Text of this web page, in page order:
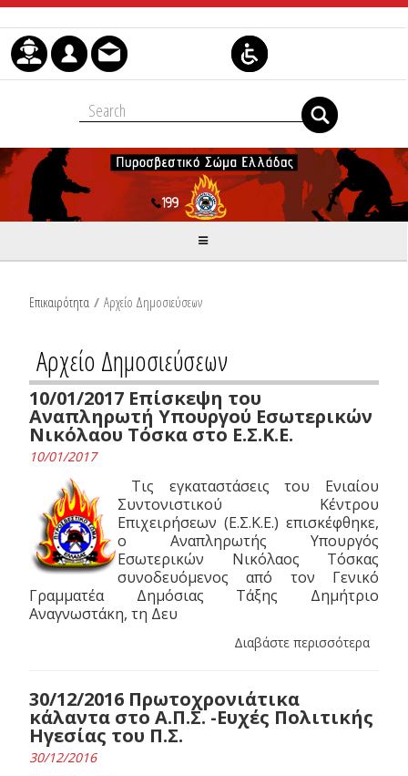
Μετάβαση στο περιεχόμενο
Επικαιρότητα / Αρχείο Δημοσιεύσεων
Αρχείο Δημοσιεύσεων
10/01/2017 Επίσκεψη του
Αναπληρωτή Υπουργού Εσωτερικών
Νικόλαου Τόσκα στο Ε.Σ.Κ.Ε.
10/01/2017
Τις εγκαταστάσεις του Ενιαίου
Συντονιστικού Κέντρου
Επιχειρήσεων (Ε.Σ.Κ.Ε.) επισκέφθηκε,
ο Αναπληρωτής Υπουργός
Εσωτερικών Νικόλαος Τόσκας
συνοδευόμενος από τον Γενικό
Γραμματέα Δημόσιας Τάξης Δημήτριο
Αναγνωστάκη, τη Δευ
Διαβάστε περισσότερα
30/12/2016 Πρωτοχρονιάτικα
κάλαντα στο Α.Π.Σ. -Ευχές Πολιτικής
Ηγεσίας του Π.Σ.
30/12/2016